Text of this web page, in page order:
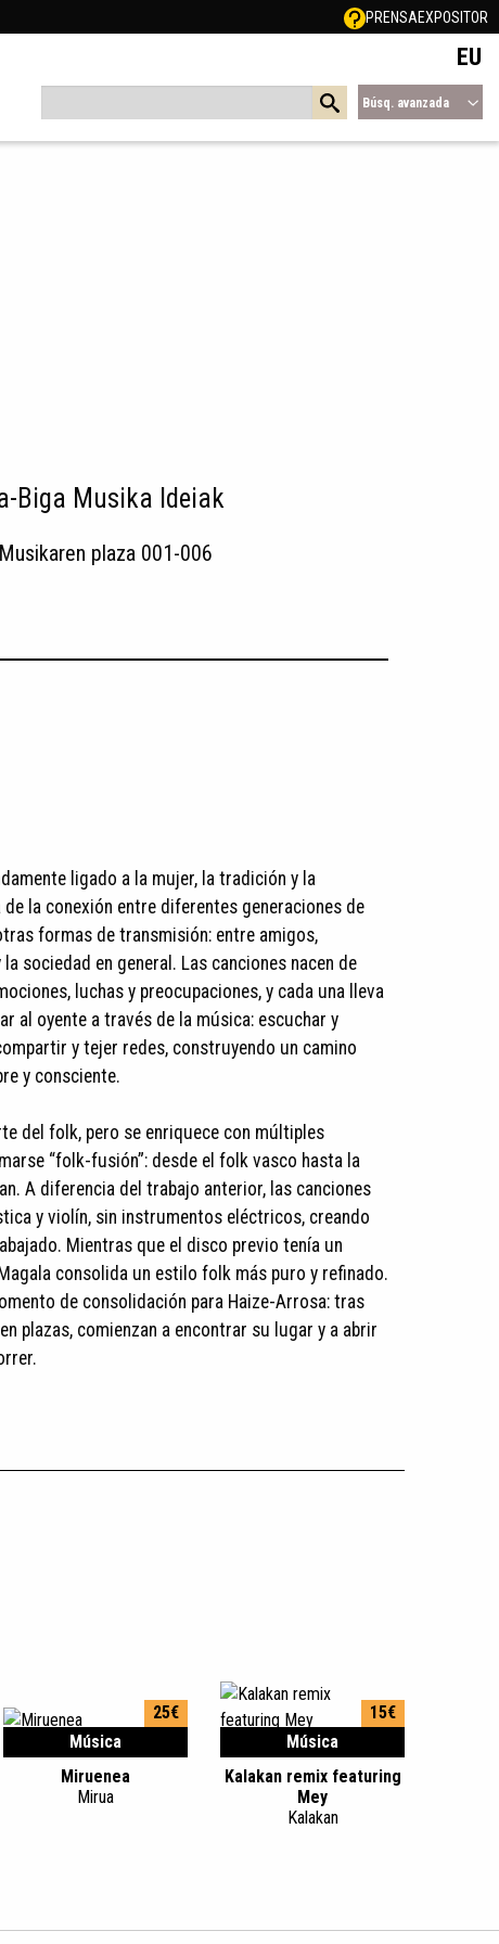
PRENSAEXPOSITOR
EU
Búsq. avanzada
Biga Musika Ideiak
Musikaren plaza 001-006
ligado a la mujer, la tradición y la
la conexión entre diferentes generaciones de
formas de transmisión: entre amigos,
sociedad en general. Las canciones nacen de
luchas y preocupaciones, y cada una lleva
al oyente a través de la música: escuchar y
y tejer redes, construyendo un camino
y consciente.
del folk, pero se enriquece con múltiples
“folk-fusión”: desde el folk vasco hasta la
A diferencia del trabajo anterior, las canciones
y violín, sin instrumentos eléctricos, creando
Mientras que el disco previo tenía un
consolida un estilo folk más puro y refinado.
de consolidación para Haize-Arrosa: tras
plazas, comienzan a encontrar su lugar y a abrir
Música
25€
Miruenea
Mirua
Música
15€
Kalakan remix featuring
Mey
Kalakan